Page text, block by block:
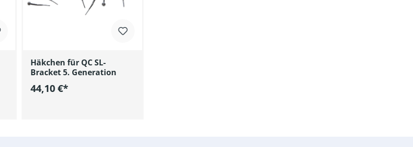
Häkchen für QC SL-
Bracket 5. Generation
44,10 €*